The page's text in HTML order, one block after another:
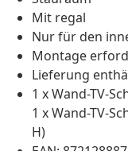
Mit regal
Nur für den
Montage
Lieferung
1 x Wand-TV-
1 x Wand-TV-
H)